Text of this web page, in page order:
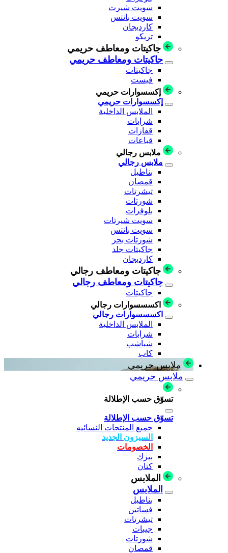
سويت شيرت
سويت بانتس
كارديجان
تريكو
جاكيتات ومعاطف حريمي
جاكيتات ومعاطف حريمي
جاكيتات
فيست
إكسسوارات حريمي
إكسسوارات حريمي
الملابس الداخلية
شرابات
قفازات
قباعات
ملابس رجالي
ملابس رجالي
بناطيل
قمصان
تيشرتات
شورتات
بلوفرات
سويت شيرتات
سويت بانتس
شورتات بحر
جاكيتات جلد
كارديجان
جاكيتات ومعاطف رجالي
جاكيتات ومعاطف رجالي
جاكيتات
اكسسسوارات رجالي
اكسسسوارات رجالي
الملابس الداخلية
شرابات
شباشب
كاب
ملابس حريمي
ملابس حريمي
تسوّق حسب الإطلالة
تسوّق حسب الإطلالة
جميع المنتجات النسائيه
السيزون الجديد
الخصومات
بيزك
كتان
الملابس
الملابس
بناطيل
فساتين
تيشرتات
جيبات
شورتات
قمصان